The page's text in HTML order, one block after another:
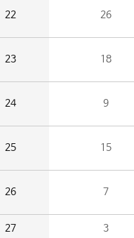
22 26
23 18
24 9
25 15
26 7
27 3